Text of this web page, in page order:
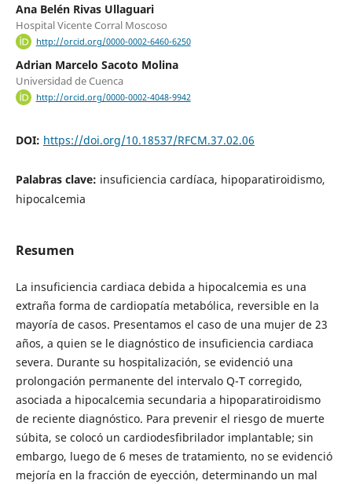
Ana Belén Rivas Ullaguari
Hospital Vicente Corral Moscoso
http://orcid.org/0000-0002-6460-6250
Adrian Marcelo Sacoto Molina
Universidad de Cuenca
http://orcid.org/0000-0002-4048-9942
DOI: https://doi.org/10.18537/RFCM.37.02.06
Palabras clave: insuficiencia cardíaca, hipoparatiroidismo,
hipocalcemia
Resumen
La insuficiencia cardiaca debida a hipocalcemia es una
extraña forma de cardiopatía metabólica, reversible en la
mayoría de casos. Presentamos el caso de una mujer de 23
años, a quien se le diagnóstico de insuficiencia cardiaca
severa. Durante su hospitalización, se evidenció una
prolongación permanente del intervalo Q-T corregido,
asociada a hipocalcemia secundaria a hipoparatiroidismo
de reciente diagnóstico. Para prevenir el riesgo de muerte
súbita, se colocó un cardiodesfibrilador implantable; sin
embargo, luego de 6 meses de tratamiento, no se evidenció
mejoría en la fracción de eyección, determinando un mal